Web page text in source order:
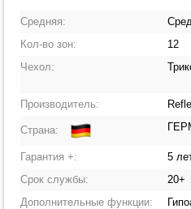
Средняя:
Кол-во зон:
12
Чехол:
Производитель:
Страна:
Гарантия +: 5
Срок службы:
20+
Дополнительные функции: